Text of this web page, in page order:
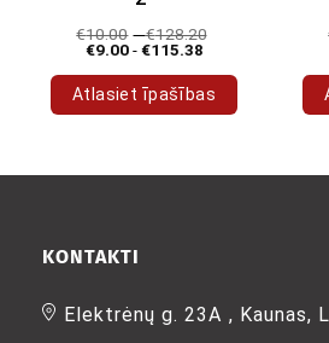
€10.00 -€128.20
€9.00-€115.38
Atlasiet īpašības
ir
izvēlēties
produkta
KONTAKTI
Elektrėnų g. 23A , Kaunas,